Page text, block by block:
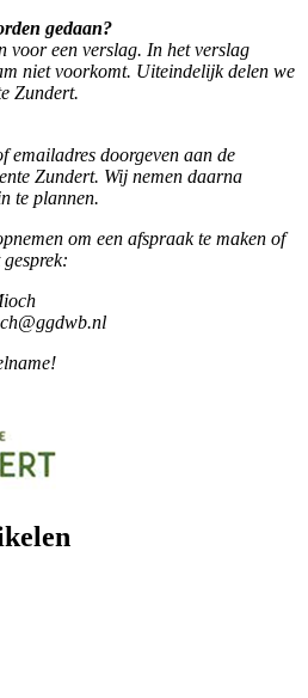
gedaan?
voor een verslag. In het verslag
niet voorkomt. Uiteindelijk delen we
Zundert.
emailadres doorgeven aan de
Zundert. Wij nemen daarna
te plannen.
om een afspraak te maken of